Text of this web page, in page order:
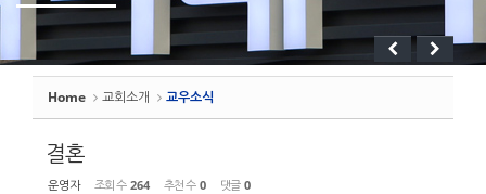
Home 교회소개 교우소식
결혼
운영자 조회 수 264 추천 수 0 댓글 0